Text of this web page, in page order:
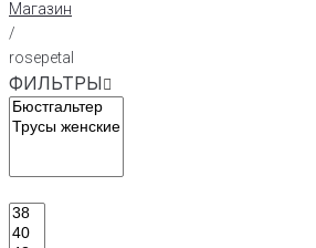
Магазин
/
rosepetal
ФИЛЬТРЫ